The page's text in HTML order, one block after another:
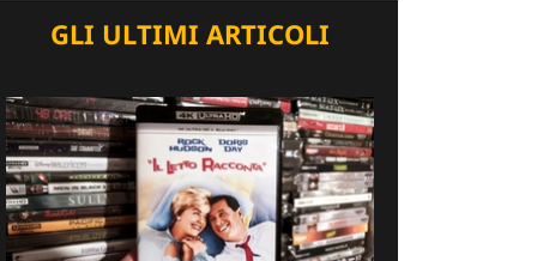
GLI ULTIMI ARTICOLI